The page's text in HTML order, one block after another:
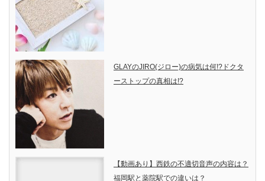
GLAYのJIRO(ジロー)の病気は何!?ドクタ
ーストップの真相は!?
【動画あり】西鉄の不適切音声の内容は？
福岡駅と薬院駅での違いは？